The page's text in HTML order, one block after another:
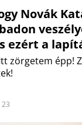
Novák
ezért a
zörgetem épp!
23